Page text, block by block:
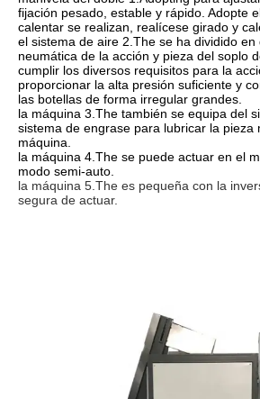
fijación pesado, estable y rápido. Adopte
calentar se realizan, realícese girado y
el sistema de aire 2.The se ha dividido en
neumática de la acción y pieza del soplo
cumplir los diversos requisitos para la
proporcionar la alta presión suficiente y
las botellas de forma irregular grandes.
la máquina 3.The también se equipa del
sistema de engrase para lubricar la pieza
máquina.
la máquina 4.The se puede actuar en el
modo semi-auto.
la máquina 5.The es pequeña con la
segura de actuar.